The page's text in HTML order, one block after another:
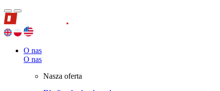
O nas
O nas
Nasza oferta